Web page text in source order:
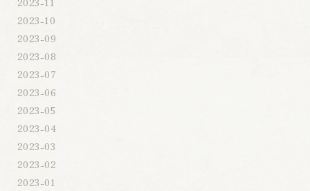
2023-10
2023-09
2023-08
2023-07
2023-06
2023-05
2023-04
2023-03
2023-02
2023-01